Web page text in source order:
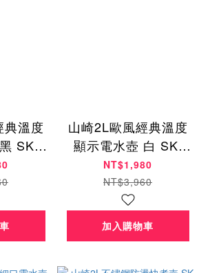
典溫度
SK-
山崎2L歐風經典溫度
顯示電水壺 白 SK-
1917S
NT$1,980
NT$3,960
加入購物車